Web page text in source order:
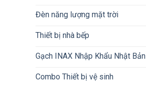
Đèn năng lượng mặt trời
Thiết bị nhà bếp
Gạch INAX Nhập Khẩu Nhật Bản
Combo Thiết bị vệ sinh